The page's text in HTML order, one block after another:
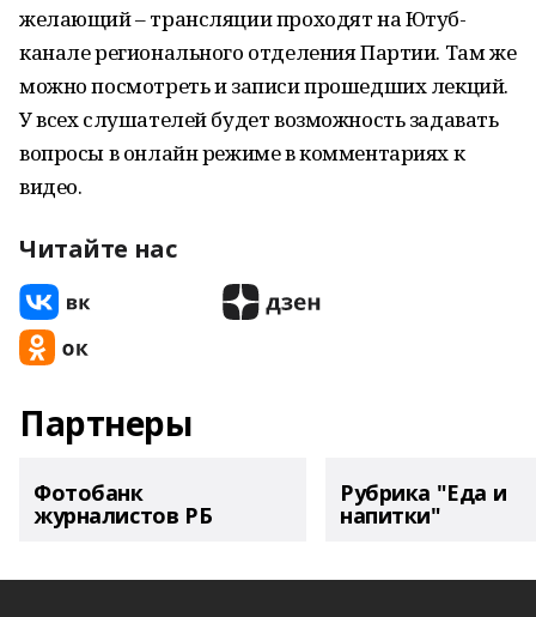
желающий – трансляции проходят на Ютуб-
канале регионального отделения Партии. Там же
можно посмотреть и записи прошедших лекций.
У всех слушателей будет возможность задавать
вопросы в онлайн режиме в комментариях к
видео.
Читайте нас
Партнеры
Фотобанк
журналистов РБ
Рубрика "Еда и
напитки"